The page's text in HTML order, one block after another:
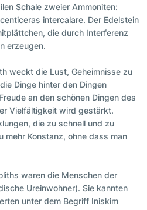
Schale zweier Ammoniten:
intercalare. Der Edelstein
die durch Interferenz
erzeugen.
weckt die Lust, Geheimnisse zu
Dinge hinter den Dingen
an den schönen Dingen des
Vielfältigkeit wird gestärkt.
die zu schnell und zu
mehr Konstanz, ohne dass man
waren die Menschen der
Ureinwohner). Sie kannten
unter dem Begriff Iniskim